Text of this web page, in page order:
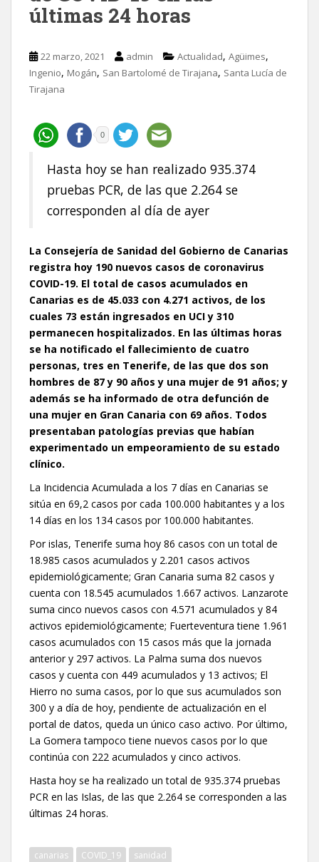
últimas 24 horas
22 marzo, 2021 admin Actualidad, Agüimes,
Ingenio, Mogán, San Bartolomé de Tirajana, Santa Lucía de
Tirajana
0
Hasta hoy se han realizado 935.374
pruebas PCR, de las que 2.264 se
corresponden al día de ayer
La Consejería de Sanidad del Gobierno de Canarias
registra hoy 190 nuevos casos de coronavirus
COVID-19. El total de casos acumulados en
Canarias es de 45.033 con 4.271 activos, de los
cuales 73 están ingresados en UCI y 310
permanecen hospitalizados. En las últimas horas
se ha notificado el fallecimiento de cuatro
personas, tres en Tenerife, de las que dos son
hombres de 87 y 90 años y una mujer de 91 años; y
además se ha informado de otra defunción de
una mujer en Gran Canaria con 69 años. Todos
presentaban patologías previas que habían
experimentado un empeoramiento de su estado
clínico.
La Incidencia Acumulada a los 7 días en Canarias se
sitúa en 69,2 casos por cada 100.000 habitantes y a los
14 días en los 134 casos por 100.000 habitantes.
Por islas, Tenerife suma hoy 86 casos con un total de
18.985 casos acumulados y 2.201 casos activos
epidemiológicamente; Gran Canaria suma 82 casos y
cuenta con 18.545 acumulados 1.667 activos. Lanzarote
suma cinco nuevos casos con 4.571 acumulados y 84
activos epidemiológicamente; Fuerteventura tiene 1.961
casos acumulados con 15 casos más que la jornada
anterior y 297 activos. La Palma suma dos nuevos
casos y cuenta con 449 acumulados y 13 activos; El
Hierro no suma casos, por lo que sus acumulados son
300 y a día de hoy, pendiente de actualización en el
portal de datos, queda un único caso activo. Por último,
La Gomera tampoco tiene nuevos casos por lo que
continúa con 222 acumulados y cinco activos.
Hasta hoy se ha realizado un total de 935.374 pruebas
PCR en las Islas, de las que 2.264 se corresponden a las
últimas 24 horas.
canarias COVID_19 sanidad